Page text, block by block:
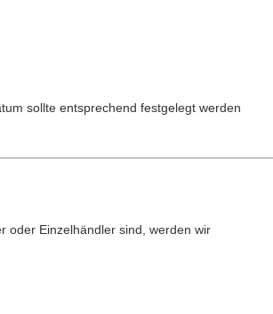
sollte entsprechend festgelegt werden
oder Einzelhändler sind, werden wir